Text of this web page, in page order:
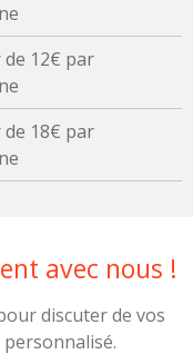
12€ par
18€ par
avec nous !
discuter de vos